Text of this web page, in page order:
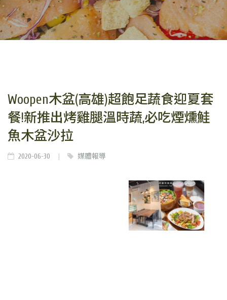
Woopen木盆(高雄)超飽足蔬食迎夏套
餐!新推出烤雞腿溫時蔬,必吃煙燻鮭
魚木盆沙拉
2020-06-30 媒體報導